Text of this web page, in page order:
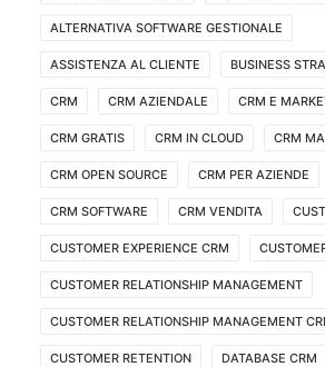
ALTERNATIVA SOFTWARE GESTIONALE
ASSISTENZA AL CLIENTE BUSINESS
CRM CRM AZIENDALE CRM E
CRM GRATIS CRM IN CLOUD CRM
CRM OPEN SOURCE CRM PER AZIENDE
CRM SOFTWARE CRM VENDITA
CUSTOMER EXPERIENCE CRM
CUSTOMER RELATIONSHIP MANAGEMENT
CUSTOMER RELATIONSHIP MANAGEMENT
CUSTOMER RETENTION DATABASE CRM